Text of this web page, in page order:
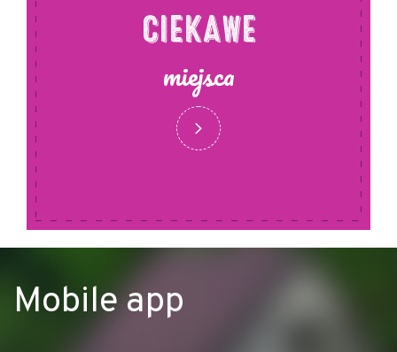
CIEKAWE
miejsca
Mobile app